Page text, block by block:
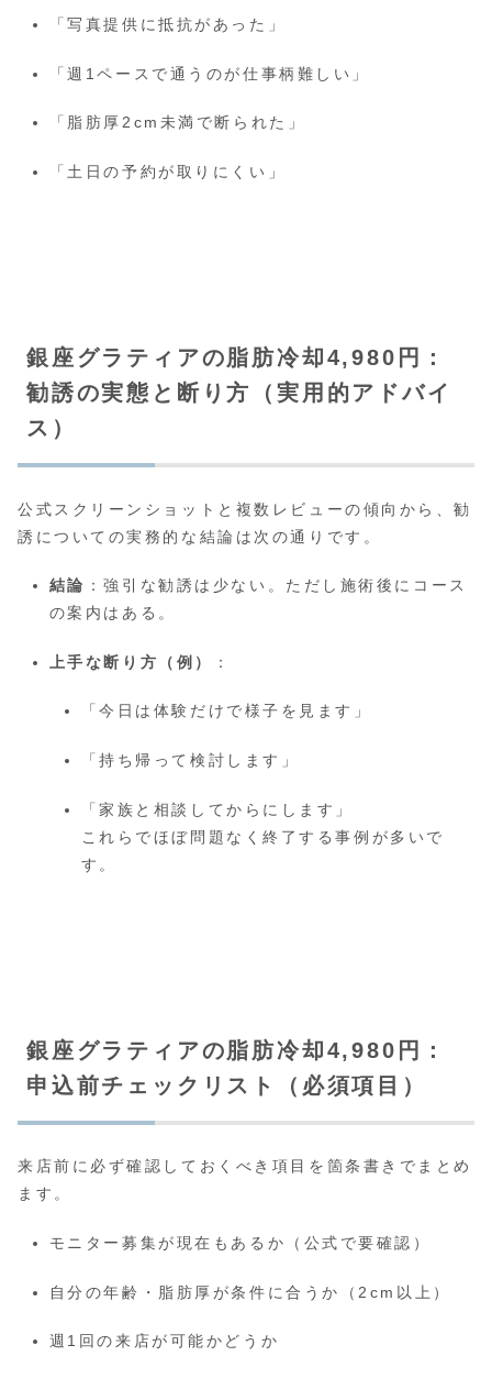
「写真提供に抵抗があった」
「週1ペースで通うのが仕事柄難しい」
「脂肪厚2cm未満で断られた」
「土日の予約が取りにくい」
銀座グラティアの脂肪冷却4,980円：
勧誘の実態と断り方（実用的アドバイ
ス）
公式スクリーンショットと複数レビューの傾向から、勧
誘についての実務的な結論は次の通りです。
結論 ：強引な勧誘は少ない。ただし施術後にコース
の案内はある。
上手な断り方（例） ：
「今日は体験だけで様子を見ます」
「持ち帰って検討します」
「家族と相談してからにします」
これらでほぼ問題なく終了する事例が多いで
す。
銀座グラティアの脂肪冷却4,980円：
申込前チェックリスト（必須項目）
来店前に必ず確認しておくべき項目を箇条書きでまとめ
ます。
モニター募集が現在もあるか（公式で要確認）
自分の年齢・脂肪厚が条件に合うか（2cm以上）
週1回の来店が可能かどうか